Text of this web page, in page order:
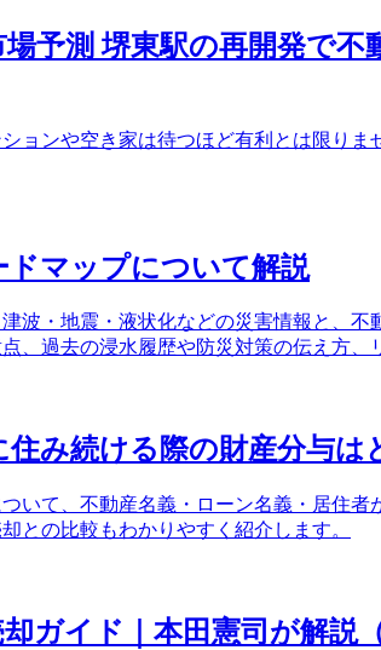
場予測 堺東駅の再開発で
ョンや空き家は待つほど有利とは限り
ドマップについて解説
波・地震・液状化などの災害情報と、
、過去の浸水履歴や防災対策の伝え方、
み続ける際の財産分与は
いて、不動産名義・ローン名義・居住
との比較もわかりやすく紹介します。
ガイド｜本田憲司が解説（